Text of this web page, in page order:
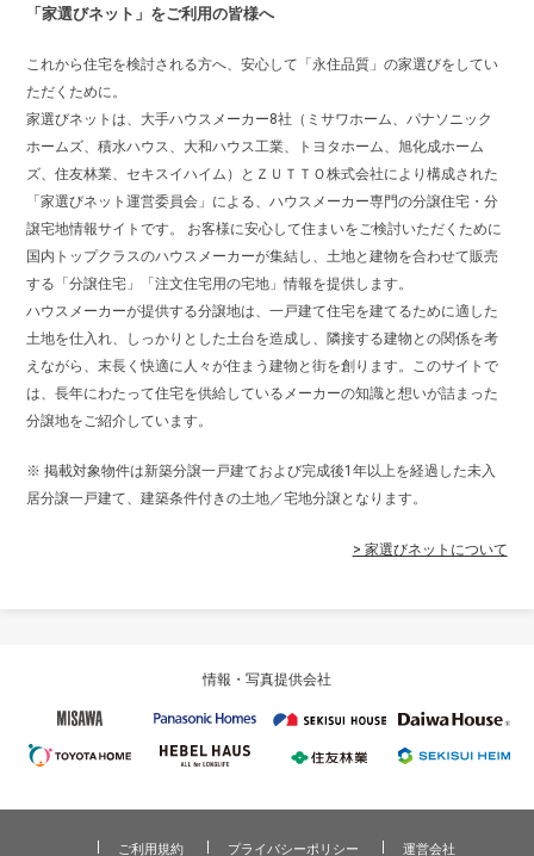
「家選びネット」をご利用の皆様へ
これから住宅を検討される方へ、安心して「永住品質」の家選びをしてい
ただくために。
家選びネットは、大手ハウスメーカー8社（ミサワホーム、パナソニック
ホームズ、積水ハウス、大和ハウス工業、トヨタホーム、旭化成ホーム
ズ、住友林業、セキスイハイム）とＺＵＴＴＯ株式会社により構成された
「家選びネット運営委員会」による、ハウスメーカー専門の分譲住宅・分
譲宅地情報サイトです。 お客様に安心して住まいをご検討いただくために
国内トップクラスのハウスメーカーが集結し、土地と建物を合わせて販売
する「分譲住宅」「注文住宅用の宅地」情報を提供します。
ハウスメーカーが提供する分譲地は、一戸建て住宅を建てるために適した
土地を仕入れ、しっかりとした土台を造成し、隣接する建物との関係を考
えながら、末長く快適に人々が住まう建物と街を創ります。このサイトで
は、長年にわたって住宅を供給しているメーカーの知識と想いが詰まった
分譲地をご紹介しています。
※ 掲載対象物件は新築分譲一戸建ておよび完成後1年以上を経過した未入
居分譲一戸建て、建築条件付きの土地／宅地分譲となります。
> 家選びネットについて
情報・写真提供会社
ご利用規約 プライバシーポリシー 運営会社